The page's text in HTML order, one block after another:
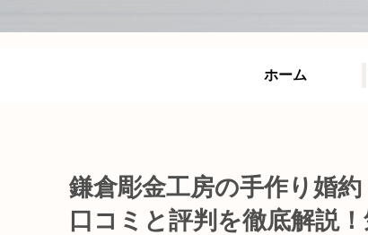
ホーム
鎌倉彫金工房の手作り婚
口コミと評判を徹底解説